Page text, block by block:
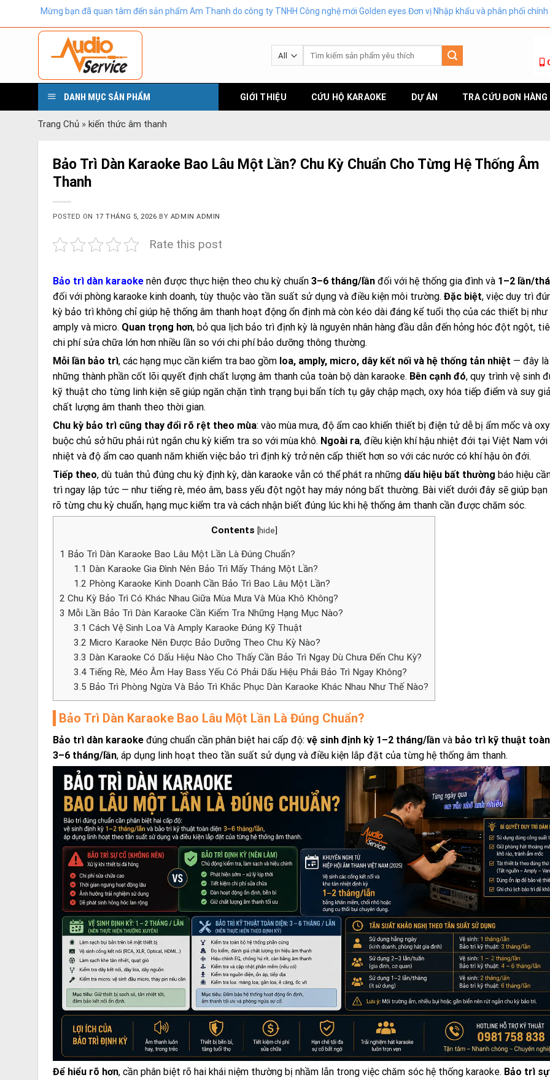
bạn đã quan tâm đến sản phẩm Âm Thanh do công ty TNHH Công nghệ mới Golden eyes.Đơn vị Nhập khẩu và phân phối chính
DANH MỤC SẢN PHẨM GIỚI THIỆU CỨU HỘ KARAOKE DỰ ÁN TRA CỨU ĐƠN HÀNG
Trang Chủ» kiến thức âm thanh
Bảo Trì Dàn Karaoke Bao Lâu Một Lần? Chu Kỳ Chuẩn Cho Từng Hệ Thống Âm
Thanh
POSTED ON 17 THÁNG 5, 2026 BY ADMIN ADMIN
Rate this post
Bảo trì dàn karaoke nên được thực hiện theo chu kỳ chuẩn 3–6 tháng/lần đối với hệ thống gia đình và 1–2 lần/
đối với phòng karaoke kinh doanh, tùy thuộc vào tần suất sử dụng và điều kiện môi trường. Đặc biệt, việc duy trì
kỳ bảo trì không chỉ giúp hệ thống âm thanh hoạt động ổn định mà còn kéo dài đáng kể tuổi thọ của các thiết bị như
amply và micro. Quan trọng hơn, bỏ qua lịch bảo trì định kỳ là nguyên nhân hàng đầu dẫn đến hỏng hóc đột ngột,
chi phí sửa chữa lớn hơn nhiều lần so với chi phí bảo dưỡng thông thường.
Mỗi lần bảo trì, các hạng mục cần kiểm tra bao gồm loa, amply, micro, dây kết nối và hệ thống tản nhiệt — đây là
những thành phần cốt lõi quyết định chất lượng âm thanh của toàn bộ dàn karaoke. Bên cạnh đó, quy trình vệ sinh
kỹ thuật cho từng linh kiện sẽ giúp ngăn chặn tình trạng bụi bẩn tích tụ gây chập mạch, oxy hóa tiếp điểm và suy
chất lượng âm thanh theo thời gian.
Chu kỳ bảo trì cũng thay đổi rõ rệt theo mùa: vào mùa mưa, độ ẩm cao khiến thiết bị điện tử dễ bị ẩm mốc và
buộc chủ sở hữu phải rút ngắn chu kỳ kiểm tra so với mùa khô. Ngoài ra, điều kiện khí hậu nhiệt đới tại Việt Nam với
nhiệt và độ ẩm cao quanh năm khiến việc bảo trì định kỳ trở nên cấp thiết hơn so với các nước có khí hậu ôn đới.
Tiếp theo, dù tuân thủ đúng chu kỳ định kỳ, dàn karaoke vẫn có thể phát ra những dấu hiệu bất thường báo hiệu
trì ngay lập tức — như tiếng rè, méo âm, bass yếu đột ngột hay máy nóng bất thường. Bài viết dưới đây sẽ giúp bạn
rõ từng chu kỳ chuẩn, hạng mục kiểm tra và cách nhận biết đúng lúc khi hệ thống âm thanh cần được chăm sóc.
Contents [hide]
1 Bảo Trì Dàn Karaoke Bao Lâu Một Lần Là Đúng Chuẩn?
1.1 Dàn Karaoke Gia Đình Nên Bảo Trì Mấy Tháng Một Lần?
1.2 Phòng Karaoke Kinh Doanh Cần Bảo Trì Bao Lâu Một Lần?
2 Chu Kỳ Bảo Trì Có Khác Nhau Giữa Mùa Mưa Và Mùa Khô Không?
3 Mỗi Lần Bảo Trì Dàn Karaoke Cần Kiểm Tra Những Hạng Mục Nào?
3.1 Cách Vệ Sinh Loa Và Amply Karaoke Đúng Kỹ Thuật
3.2 Micro Karaoke Nên Được Bảo Dưỡng Theo Chu Kỳ Nào?
3.3 Dàn Karaoke Có Dấu Hiệu Nào Cho Thấy Cần Bảo Trì Ngay Dù Chưa Đến Chu Kỳ?
3.4Tiếng Rè, Méo Âm Hay Bass Yếu Có Phải Dấu Hiệu Phải Bảo Trì Ngay Không?
3.5 Bảo Trì Phòng Ngừa Và Bảo Trì Khắc Phục Dàn Karaoke Khác Nhau Như Thế Nào?
Bảo Trì Dàn Karaoke Bao Lâu Một Lần Là Đúng Chuẩn?
Bảo trì dàn karaoke đúng chuẩn cần phân biệt hai cấp độ: vệ sinh định kỳ 1–2 tháng/lần và bảo trì kỹ thuật
3–6 tháng/lần, áp dụng linh hoạt theo tần suất sử dụng và điều kiện lắp đặt của từng hệ thống âm thanh.
Để hiểu rõ hơn, cần phân biệt rõ hai khái niệm thường bị nhầm lẫn trong việc chăm sóc hệ thống karaoke. Bảo trì